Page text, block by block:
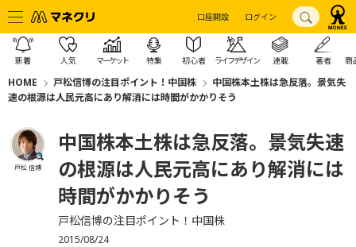
口座開設 ログイン
新着 人気 マーケット 特集 初心者 ライフデザイン 連載 著者 商
HOME 戸松信博の注目ポイント！中国株
中国株本土株は急反落。景気失
速の根源は人民元高にあり解消には時間がかかりそう
戸松 信博
中国株本土株は急反落。景気失速
の根源は人民元高にあり解消には
時間がかかりそう
戸松信博の注目ポイント！中国株
2015/08/24